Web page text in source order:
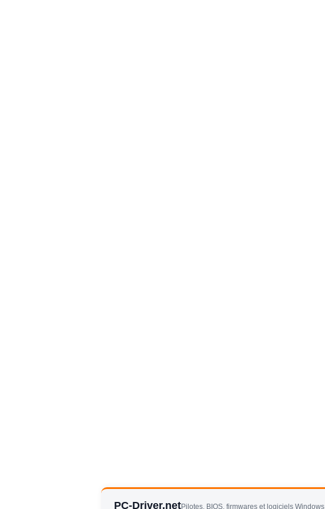
PC-Driver.netPilotes, BIOS, firmwares et logiciels Windows